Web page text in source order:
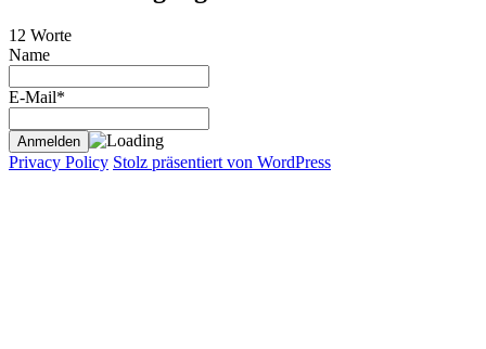
12 Worte
Name
E-Mail*
Privacy Policy Stolz präsentiert von WordPress